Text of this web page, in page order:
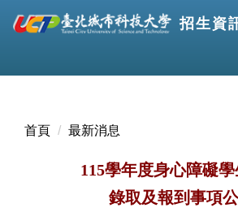
跳
到
招生資
首頁 最新消息
115學年度身心障礙
錄取及報到事項